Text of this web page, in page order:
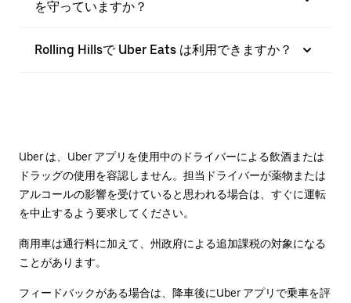
を守っていますか？
Rolling Hillsで Uber Eats は利用できますか？
Uber は、Uber アプリを使用中のドライバーによる飲酒または
ドラッグの使用を容認しません。担当ドライバーが薬物または
アルコールの影響を受けていると思われる場合は、すぐに運転
を中止するよう要求してください。
商用車は通行料に加えて、州政府による追加課税の対象になる
ことがあります。
フィードバックがある場合は、降車後に⁠Uber アプリで乗車を評